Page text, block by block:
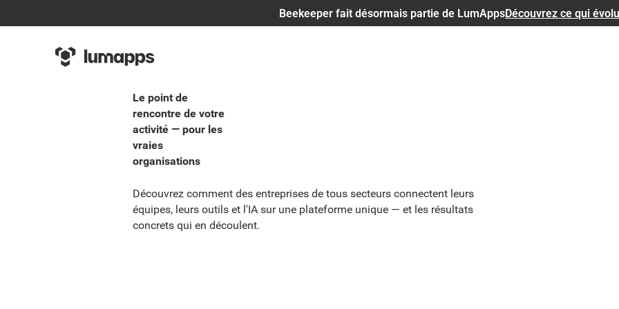
Beekeeper fait désormais partie de LumAppsDécouvrez ce qui
Le point de
rencontre de votre
activité — pour les
vraies
organisations
Découvrez comment des entreprises de tous secteurs connectent leurs
équipes, leurs outils et l'IA sur une plateforme unique — et les résultats
concrets qui en découlent.